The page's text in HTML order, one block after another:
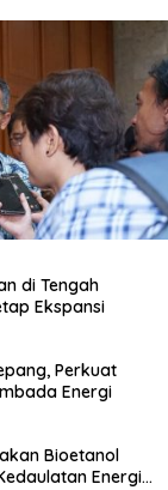
di Tengah
Ekspansi
Perkuat
Energi
Bioetanol
Energi